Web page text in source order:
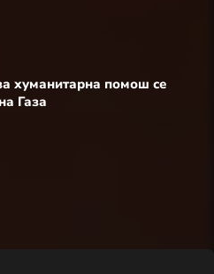
хуманитарна помош се
Газа